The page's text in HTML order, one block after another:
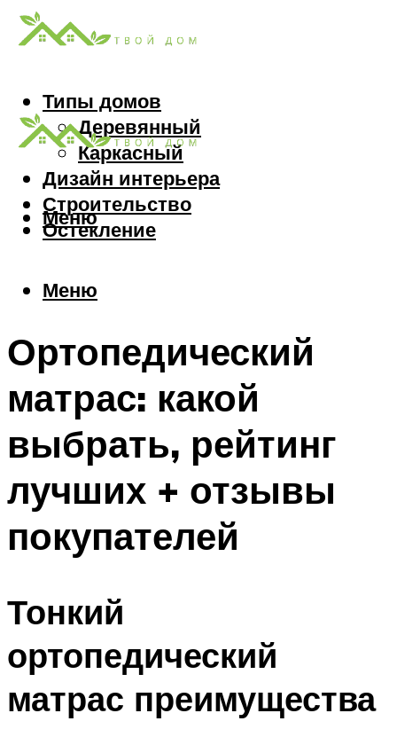
Типы домов
Деревянный
Каркасный
Дизайн интерьера
Строительство
Остекление
Меню
Меню
Ортопедический
матрас: какой
выбрать, рейтинг
лучших + отзывы
покупателей
Тонкий
ортопедический
матрас преимущества